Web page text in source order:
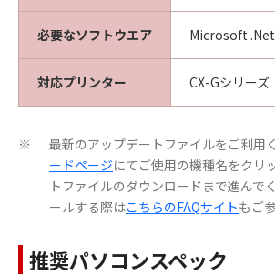
必要なソフトウエア Microsoft .Net
対応プリンター CX-Gシリーズ
※ 最新のアップデートファイルをご利用
ードページにてご使用の機種名をクリ
トファイルのダウンロードまで進んで
ールする際はこちらのFAQサイトもご
推奨パソコンスペック